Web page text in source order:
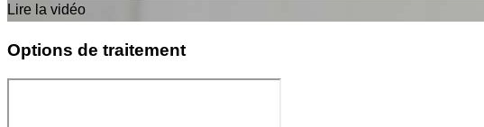
Lire la vidéo
Options de traitement